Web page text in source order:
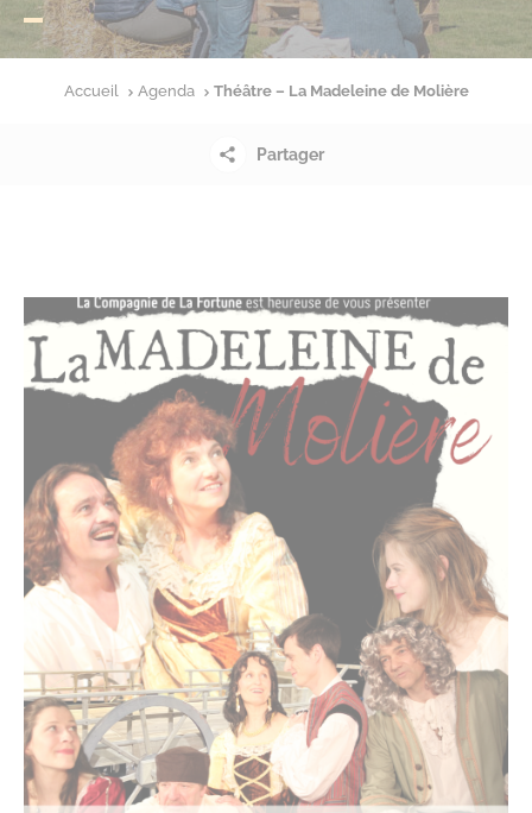
Accueil Agenda Théâtre – La Madeleine de Molière
Partager